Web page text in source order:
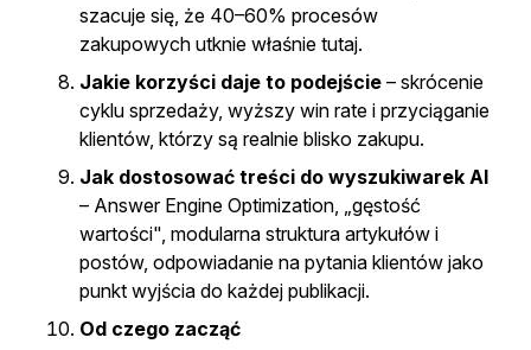
szacuje się, że 40–60% procesów
zakupowych utknie właśnie tutaj.
Jakie korzyści daje to podejście – skrócenie
cyklu sprzedaży, wyższy win rate i przyciąganie
klientów, którzy są realnie blisko zakupu.
Jak dostosować treści do wyszukiwarek AI
– Answer Engine Optimization, „gęstość
wartości", modularna struktura artykułów i
postów, odpowiadanie na pytania klientów jako
punkt wyjścia do każdej publikacji.
Od czego zacząć